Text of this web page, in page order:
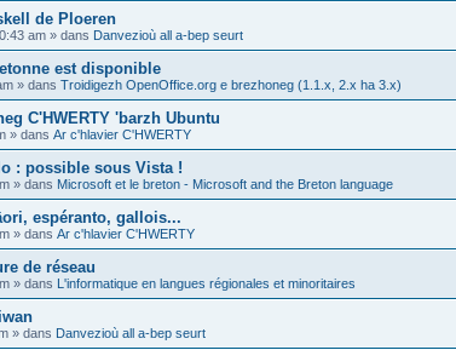
de Ploeren
am » dans Danvezioù all a-bep seurt
est disponible
» dans Troidigezh OpenOffice.org e brezhoneg (1.1.x, 2.x ha 3.x)
C'HWERTY 'barzh Ubuntu
» dans Ar c'hlavier C'HWERTY
: possible sous Vista !
» dans Microsoft et le breton - Microsoft and the Breton language
espéranto, gallois...
» dans Ar c'hlavier C'HWERTY
de réseau
» dans L'informatique en langues régionales et minoritaires
» dans Danvezioù all a-bep seurt